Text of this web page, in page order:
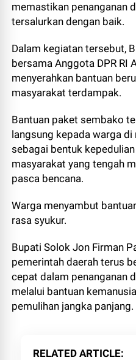
memastikan penanganan
tersalurkan dengan baik.
Dalam kegiatan tersebut,
bersama Anggota DPR RI
menyerahkan bantuan
masyarakat terdampak.
Bantuan paket sembako
langsung kepada warga
sebagai bentuk
masyarakat yang tengah
pasca bencana.
Warga menyambut
rasa syukur.
Bupati Solok Jon Firman
pemerintah daerah terus
cepat dalam penanganan
melalui bantuan
pemulihan jangka panjang.
RELATED ARTICLE